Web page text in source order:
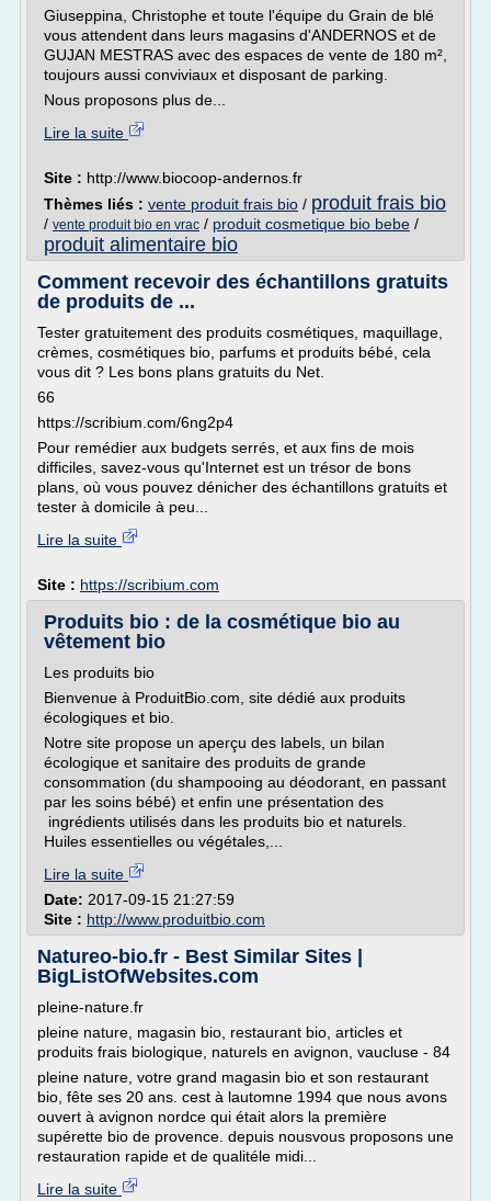
Giuseppina, Christophe et toute l'équipe du Grain de blé
vous attendent dans leurs magasins d'ANDERNOS et de
GUJAN MESTRAS avec des espaces de vente de 180 m²,
toujours aussi conviviaux et disposant de parking.
Nous proposons plus de...
Lire la suite
Site : http://www.biocoop-andernos.fr
Thèmes liés : vente produit frais bio / produit frais bio
/ vente produit bio en vrac / produit cosmetique bio bebe /
produit alimentaire bio
Comment recevoir des échantillons gratuits
de produits de ...
Tester gratuitement des produits cosmétiques, maquillage,
crèmes, cosmétiques bio, parfums et produits bébé, cela
vous dit ? Les bons plans gratuits du Net.
66
https://scribium.com/6ng2p4
Pour remédier aux budgets serrés, et aux fins de mois
difficiles, savez-vous qu'Internet est un trésor de bons
plans, où vous pouvez dénicher des échantillons gratuits et
tester à domicile à peu...
Lire la suite
Site : https://scribium.com
Produits bio : de la cosmétique bio au
vêtement bio
Les produits bio
Bienvenue à ProduitBio.com, site dédié aux produits
écologiques et bio.
Notre site propose un aperçu des labels, un bilan
écologique et sanitaire des produits de grande
consommation (du shampooing au déodorant, en passant
par les soins bébé) et enfin une présentation des
ingrédients utilisés dans les produits bio et naturels.
Huiles essentielles ou végétales,...
Lire la suite
Date: 2017-09-15 21:27:59
Site : http://www.produitbio.com
Natureo-bio.fr - Best Similar Sites |
BigListOfWebsites.com
pleine-nature.fr
pleine nature, magasin bio, restaurant bio, articles et
produits frais biologique, naturels en avignon, vaucluse - 84
pleine nature, votre grand magasin bio et son restaurant
bio, fête ses 20 ans. cest à lautomne 1994 que nous avons
ouvert à avignon nordce qui était alors la première
supérette bio de provence. depuis nousvous proposons une
restauration rapide et de qualitéle midi...
Lire la suite